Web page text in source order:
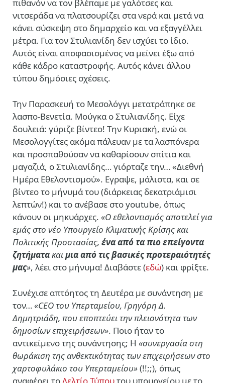
πιθανόν να τον βλέπαμε με γαλότσες και
νιτσεράδα να πλατσουρίζει στα νερά και μετά να
κάνει σύσκεψη στο δημαρχείο και να εξαγγέλλει
μέτρα. Για τον Στυλιανίδη δεν ισχύει το ίδιο.
Αυτός είναι αποφασισμένος να μείνει έξω από
κάθε κάδρο καταστροφής. Αυτός κάνει άλλου
τύπου δημόσιες σχέσεις.
Την Παρασκευή το Μεσολόγγι μετατράπηκε σε
λασπο-Βενετία. Μούγκα ο Στυλιανίδης. Είχε
δουλειά: γύριζε βίντεο! Tην Κυριακή, ενώ οι
Μεσολογγίτες ακόμα πάλευαν με τα λασπόνερα
και προσπαθούσαν να καθαρίσουν σπίτια και
μαγαζιά, ο Στυλιανίδης… γιόρταζε την… «Διεθνή
Ημέρα Εθελοντισμού». Εγραψε, μάλιστα, και σε
βίντεο το μήνυμά του (διάρκειας δεκατριάμισι
λεπτών!) και το ανέβασε στο youtube, όπως
κάνουν οι μηκυάρχες. «Ο εθελοντισμός αποτελεί για
εμάς στο νέο Υπουργείο Κλιματικής Κρίσης και
Πολιτικής Προστασίας, ένα από τα πιο επείγοντα
ζητήματακαιμια από τις βασικές προτεραιότητές
μας», λέει στο μήνυμα! Διαβάστε (εδώ) και φρίξτε.
Συνέχισε απτόητος τη Δευτέρα με συνάντηση με
τον…«CEO του Υπερταμείου, Γρηγόρη Δ.
Δημητριάδη, που εποπτεύει την πλειονότητα των
δημοσίων επιχειρήσεων». Ποιο ήταν το
αντικείμενο της συνάντησης; Η «συνεργασία στη
θωράκιση της ανθεκτικότητας των επιχειρήσεων στο
χαρτοφυλάκιο του Υπερταμείου»(!!;;), όπως